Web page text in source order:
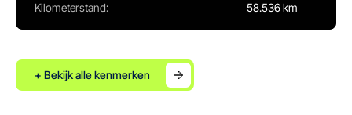
Kilometerstand: 58.536 km
+ Bekijk alle kenmerken